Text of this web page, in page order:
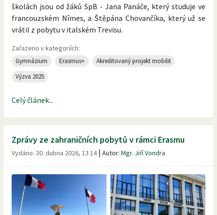
školách jsou od žáků SpB - Jana Panáče, který studuje ve
francouzském Nîmes, a Štěpána Chovančíka, který už se
vrátil z pobytu v italském Trevisu.
Zařazeno v kategoriích:
Gymnázium Erasmus+
Akreditovaný projekt mobilit
Výzva 2025
Celý článek...
Zprávy ze zahraničních pobytů v rámci Erasmu
Vydáno: 30. dubna 2026, 13.14| Autor: Mgr. Jiří Vondra